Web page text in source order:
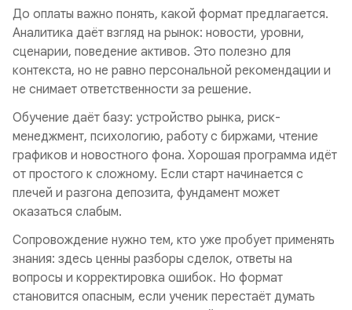
До оплаты важно понять, какой формат предлагается.
Аналитика даёт взгляд на рынок: новости, уровни,
сценарии, поведение активов. Это полезно для
контекста, но не равно персональной рекомендации и
не снимает ответственности за решение.
Обучение даёт базу: устройство рынка, риск-
менеджмент, психологию, работу с биржами, чтение
графиков и новостного фона. Хорошая программа идёт
от простого к сложному. Если старт начинается с
плечей и разгона депозита, фундамент может
оказаться слабым.
Сопровождение нужно тем, кто уже пробует применять
знания: здесь ценны разборы сделок, ответы на
вопросы и корректировка ошибок. Но формат
становится опасным, если ученик перестаёт думать